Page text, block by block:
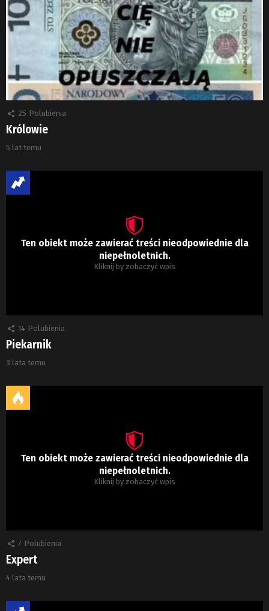
25 Polubienia
Królowie
5 lat temu
Ten obiekt może zawierać treści nieodpowiednie dla
niepełnoletnich.
Kliknij by zobaczyć wpis
14 Polubienia
Piekarnik
3 lata temu
Ten obiekt może zawierać treści nieodpowiednie dla
niepełnoletnich.
Kliknij by zobaczyć wpis
7 Polubienia
Expert
4 lata temu